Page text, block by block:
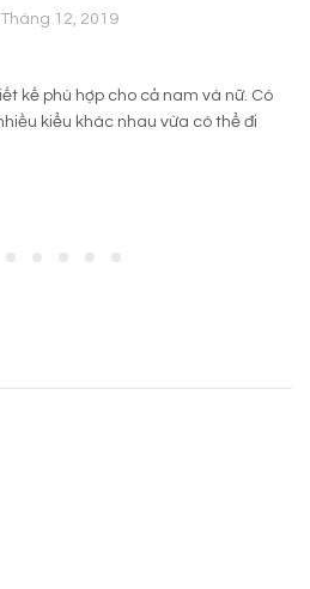
12, 2019
kế phù hợp cho cả nam và nữ. Có
kiểu khác nhau vừa có thể đi